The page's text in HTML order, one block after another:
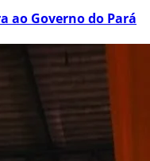
ao Governo do Pará